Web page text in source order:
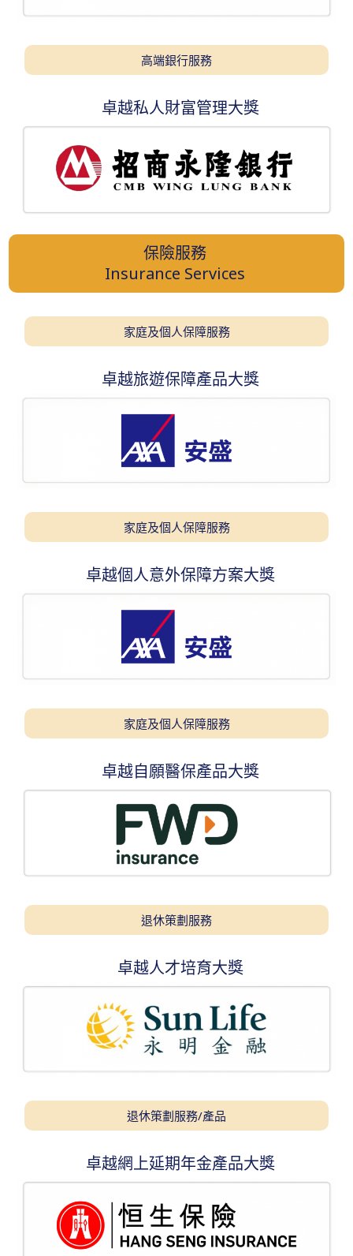
高端銀行服務
卓越私人財富管理大獎
保險服務
Insurance Services
家庭及個人保障服務
卓越旅遊保障產品大獎
家庭及個人保障服務
卓越個人意外保障方案大獎
家庭及個人保障服務
卓越自願醫保產品大獎
退休策劃服務
卓越人才培育大獎
退休策劃服務/產品
卓越網上延期年金產品大獎